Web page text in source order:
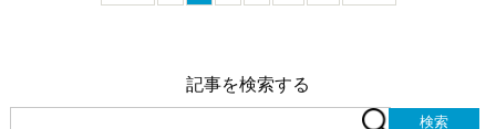
記事を検索する